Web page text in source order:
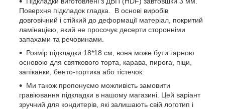
Поверхня підкладок гладка. В основі виробів
довговічний і стійкий до деформації матеріал, покритий
ламінацією, який не просочує десерти сторонніми
запахами та речовинами.
Розмір підкладки 18*18 см, вона може бути гарною
основою для святкового торта, карава, пирога, піци,
запіканки, бенто-тортика або тістечок.
Ми також пропонуємо можливість замовити
гравіювання підкладки в нашому магазині. Цей варіант
зручний для кондитерів, які залишають свій логотип і